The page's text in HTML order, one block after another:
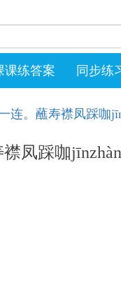
课练答案 同步练
。蘸寿襟凤踩咖
凤踩咖